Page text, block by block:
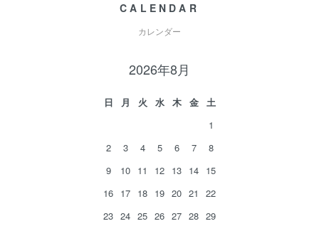
CALENDAR
カレンダー
2026年8月
日 月 火 水 木 金
土
1
2
3 4 5 6 7
8
9
10 11 12 13 14 15
16 17 18 19 20 21
22
23 24 25 26 27 28 29